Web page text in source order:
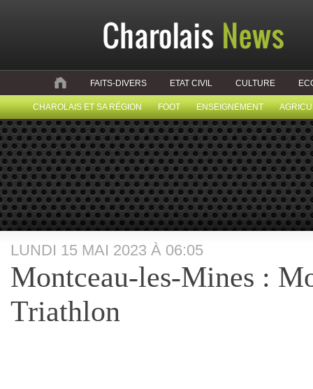
FAITS-DIVERS ETAT CIVIL CULTURE
CHAROLAIS ET SA RÉGION FOOT ENSEIGNEMENT
LUNDI 15 MAI 2023 À 06:05
Montceau-les-Mines :
Triathlon